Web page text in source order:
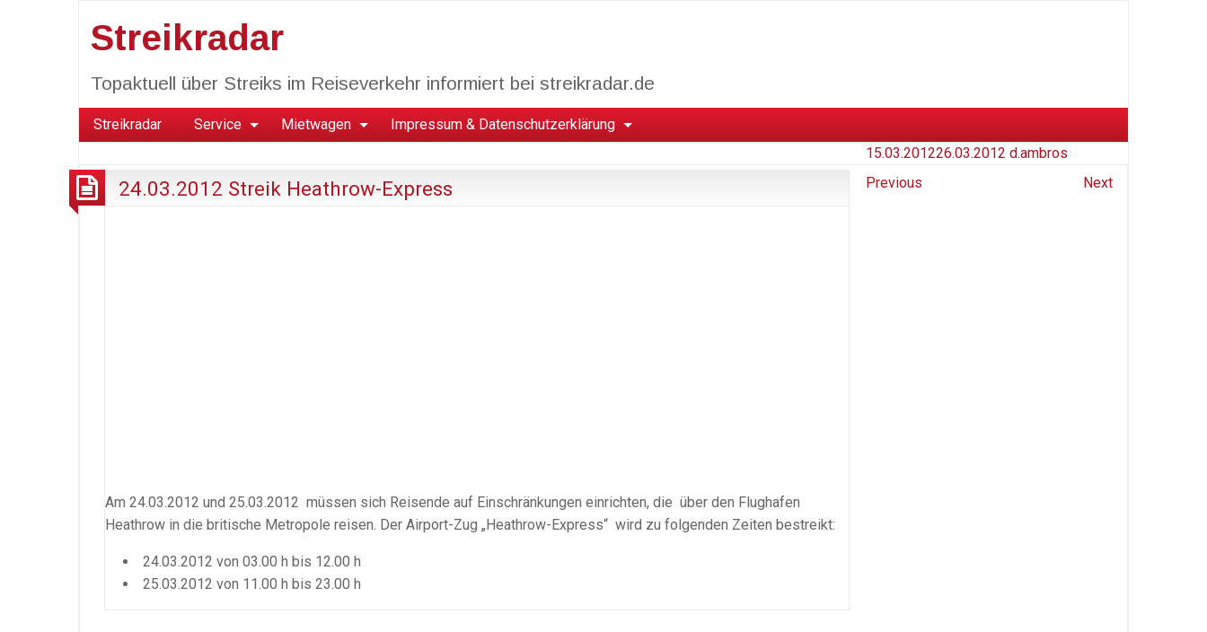
Streikradar
Topaktuell über Streiks im Reiseverkehr informiert bei streikradar.de
Streikradar Service Mietwagen Impressum & Datenschutzerklärung
24.03.2012 Streik Heathrow-Express
Am 24.03.2012 und 25.03.2012 müssen sich Reisende auf Einschränkungen einrichten, die über den Flughafen
Heathrow in die britische Metropole reisen. Der Airport-Zug „Heathrow-Express“ wird zu folgenden Zeiten bestreikt:
24.03.2012 von 03.00 h bis 12.00 h
25.03.2012 von 11.00 h bis 23.00 h
15.03.201226.03.2012 d.ambros
Previous
Next